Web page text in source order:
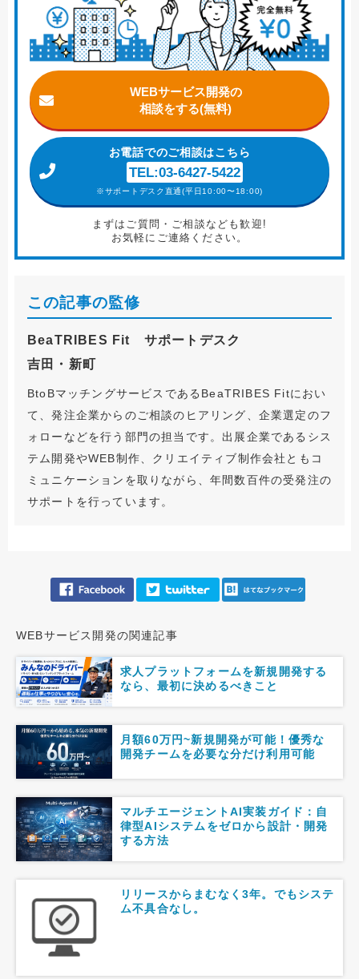
WEBサービス開発の
相談をする(無料)
お電話でのご相談はこちら
TEL:03-6427-5422
※サポートデスク直通(平日10:00〜18:00)
まずはご質問・ご相談なども歓迎!
お気軽にご連絡ください。
この記事の監修
BeaTRIBES Fit サポートデスク
吉田・新町
BtoBマッチングサービスであるBeaTRIBES Fitにおい
て、発注企業からのご相談のヒアリング、企業選定のフ
ォローなどを行う部門の担当です。出展企業であるシス
テム開発やWEB制作、クリエイティブ制作会社ともコ
ミュニケーションを取りながら、年間数百件の受発注の
サポートを行っています。
WEBサービス開発の関連記事
求人プラットフォームを新規開発する
なら、最初に決めるべきこと
月額60万円~新規開発が可能！優秀な
開発チームを必要な分だけ利用可能
マルチエージェントAI実装ガイド：自
律型AIシステムをゼロから設計・開発
する方法
リリースからまむなく3年。でもシステ
ム不具合なし。